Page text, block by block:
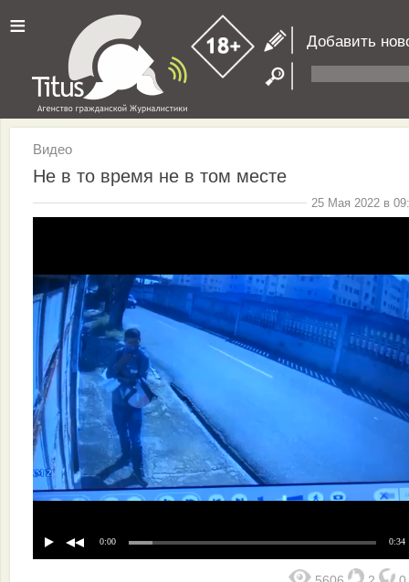
≡ Добавить
Видео
Не в то время не в том месте
25 Мая 2022 в
0:00 0:34